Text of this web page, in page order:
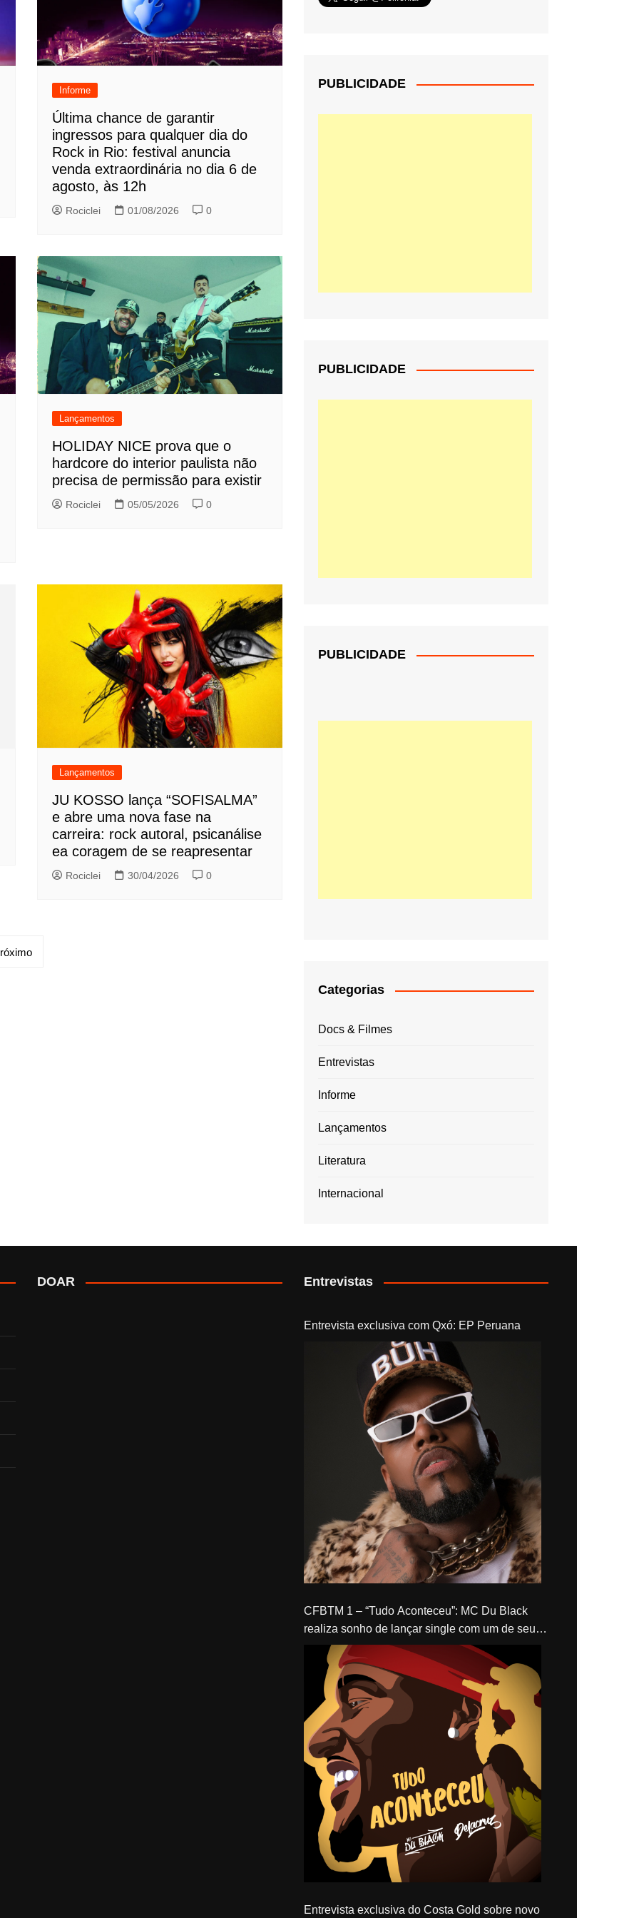
Informe
Última chance de garantir
ingressos para qualquer dia do
Rock in Rio: festival anuncia
venda extraordinária no dia 6 de
agosto, às 12h
Rociclei 01/08/2026 0
Lançamentos
HOLIDAY NICE prova que o
hardcore do interior paulista não
precisa de permissão para existir
Rociclei 05/05/2026 0
Lançamentos
JU KOSSO lança “SOFISALMA”
e abre uma nova fase na
carreira: rock autoral, psicanálise
ea coragem de se reapresentar
Rociclei 30/04/2026 0
PUBLICIDADE
PUBLICIDADE
PUBLICIDADE
Categorias
Docs & Filmes
Entrevistas
Informe
Lançamentos
Literatura
Internacional
DOAR Entrevistas
Entrevista exclusiva com Qxó: EP Peruana
CFBTM 1 – “Tudo Aconteceu”: MC Du Black
realiza sonho de lançar single com um de seus
ídolos, Delacruz
Entrevista exclusiva do Costa Gold sobre novo